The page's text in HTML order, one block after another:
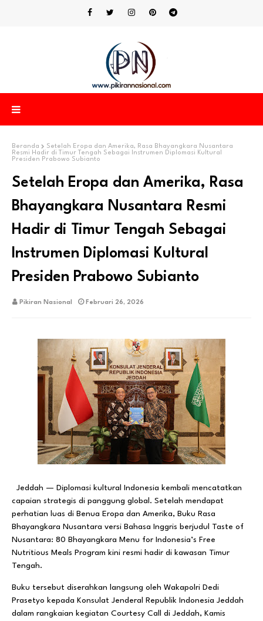
Beranda
Setelah Eropa dan Amerika, Rasa Bhayangkara Nusantara
Resmi Hadir di Timur Tengah Sebagai Instrumen Diplomasi Kultural
Presiden Prabowo Subianto
Setelah Eropa dan Amerika, Rasa
Bhayangkara Nusantara Resmi
Hadir di Timur Tengah Sebagai
Instrumen Diplomasi Kultural
Presiden Prabowo Subianto
Pikiran Nasional Februari 26, 2026
Jeddah — Diplomasi kultural Indonesia kembali mencatatkan
capaian strategis di panggung global. Setelah mendapat
perhatian luas di Benua Eropa dan Amerika, Buku Rasa
Bhayangkara Nusantara versi Bahasa Inggris berjudul Taste of
Nusantara: 80 Bhayangkara Menu for Indonesia’s Free
Nutritious Meals Program kini resmi hadir di kawasan Timur
Tengah.
Buku tersebut diserahkan langsung oleh Wakapolri Dedi
Prasetyo kepada Konsulat Jenderal Republik Indonesia Jeddah
dalam rangkaian kegiatan Courtesy Call di Jeddah, Kamis